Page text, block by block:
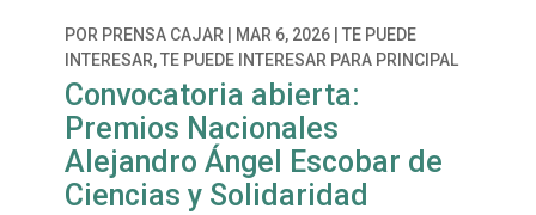
POR PRENSA CAJAR| MAR 6, 2026| TE PUEDE
INTERESAR,TE PUEDE INTERESAR PARA PRINCIPAL
Convocatoria abierta:
Premios Nacionales
Alejandro Ángel Escobar de
Ciencias y Solidaridad